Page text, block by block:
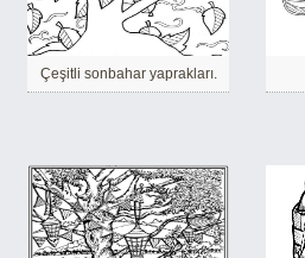
Çeşitli sonbahar yaprakları.